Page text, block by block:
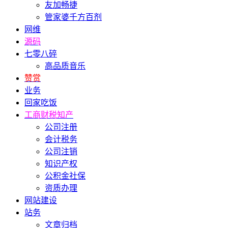
友加畅捷
管家婆千方百剂
网维
源码
七零八碎
高品质音乐
赞赏
业务
回家吃饭
工商财税知产
公司注册
会计税务
公司注销
知识产权
公积金社保
资质办理
网站建设
站务
文章归档